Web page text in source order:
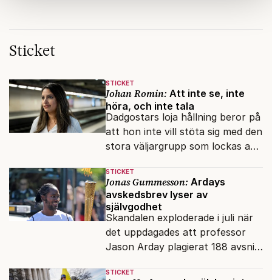
Sticket
STICKET
Johan Romin: Att inte se, inte
höra, och inte tala
Dadgostars loja hållning beror på
att hon inte vill stöta sig med den
stora väljargrupp som lockas av
STICKET
Jonas Gummesson: Ardays
avskedsbrev lyser av
självgodhet
Skandalen exploderade i juli när
det uppdagades att professor
Jason Arday plagierat 188 avsnitt
han slutat.
STICKET